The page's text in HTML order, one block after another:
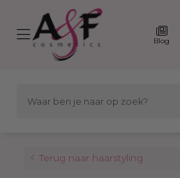
Blog
Terug naar haarstyling